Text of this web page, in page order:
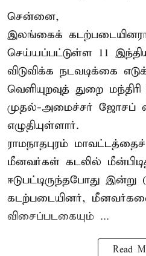
சென்னை,
இலங்கைக்
செய்யப்பட்டுள்ள 11
விடுவிக்க நடவடிக்கை
வெளியுறவுத் துறை
முதல்-அமைச்சர் ஜோசப்
எழுதியுள்ளார்.
ராமநாதபுரம்
மீனவர்கள் கடலில்
ஈடுபட்டிருந்தபோது
கடற்படையினர்,
விசைப்படகையும் ...
Read